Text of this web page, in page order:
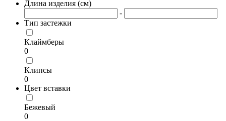
Длина изделия (см)
-
Тип застежки
Клаймберы
0
Клипсы
0
Цвет вставки
Бежевый
0